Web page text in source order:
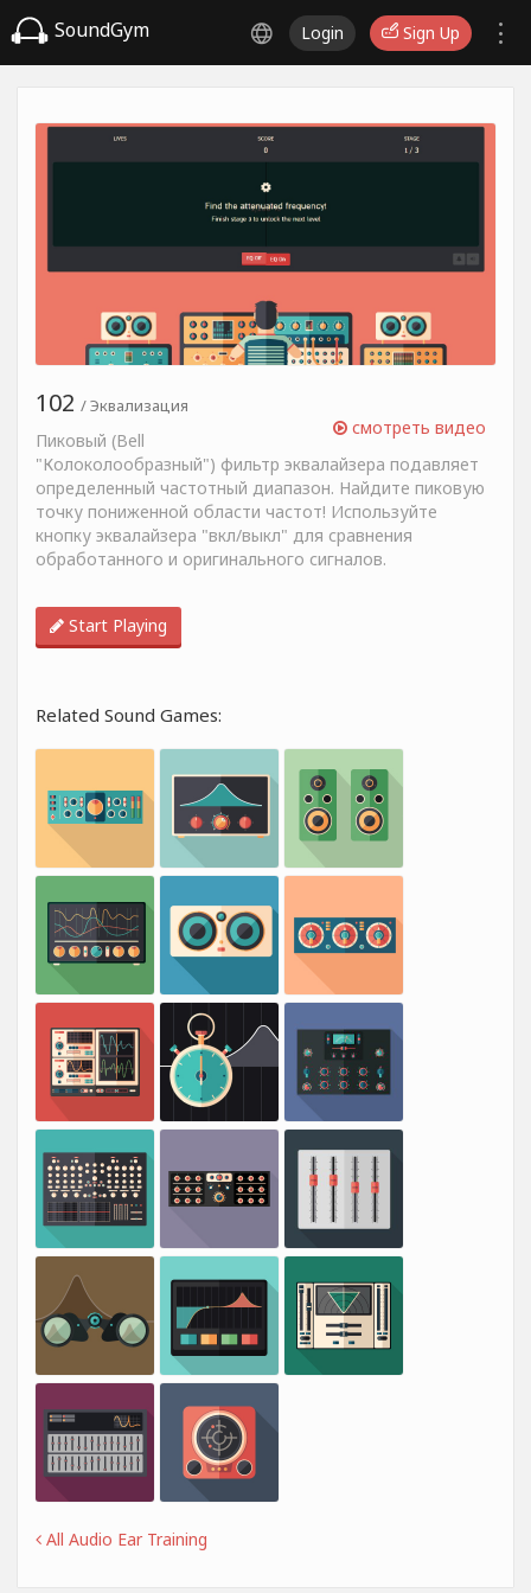
SoundGym Login Sign Up
смотреть видео
102 / Эквализация
Пиковый (Bell
"Колоколообразный") фильтр эквалайзера подавляет
определенный частотный диапазон. Найдите пиковую
точку пониженной области частот! Используйте
кнопку эквалайзера "вкл/выкл" для сравнения
обработанного и оригинального сигналов.
Start Playing
Related Sound Games:
All Audio Ear Training